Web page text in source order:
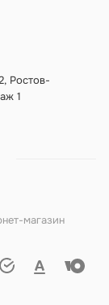
Ростов-
1
магазин